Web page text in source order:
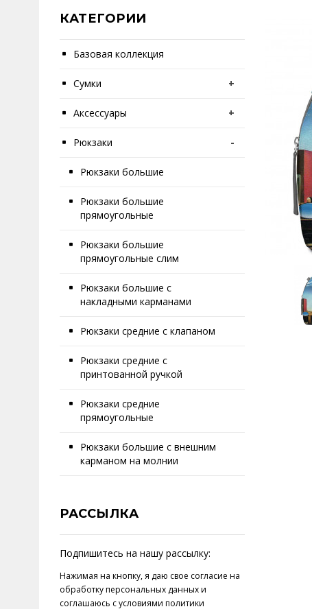
КАТЕГОРИИ
Базовая коллекция
Сумки +
Аксессуары +
Рюкзаки -
Рюкзаки большие
Рюкзаки большие
прямоугольные
Рюкзаки большие
прямоугольные слим
Рюкзаки большие с
накладными карманами
Рюкзаки средние с клапаном
Рюкзаки средние с
принтованной ручкой
Рюкзаки средние
прямоугольные
Рюкзаки большие с внешним
карманом на молнии
РАССЫЛКА
Подпишитесь на нашу рассылку:
Нажимая на кнопку, я даю свое согласие на
обработку персональных данныхи
соглашаюсь с условиями политики